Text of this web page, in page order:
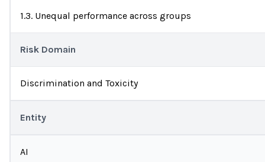
1.3. Unequal performance across groups
Risk Domain
Discrimination and Toxicity
Entity
AI